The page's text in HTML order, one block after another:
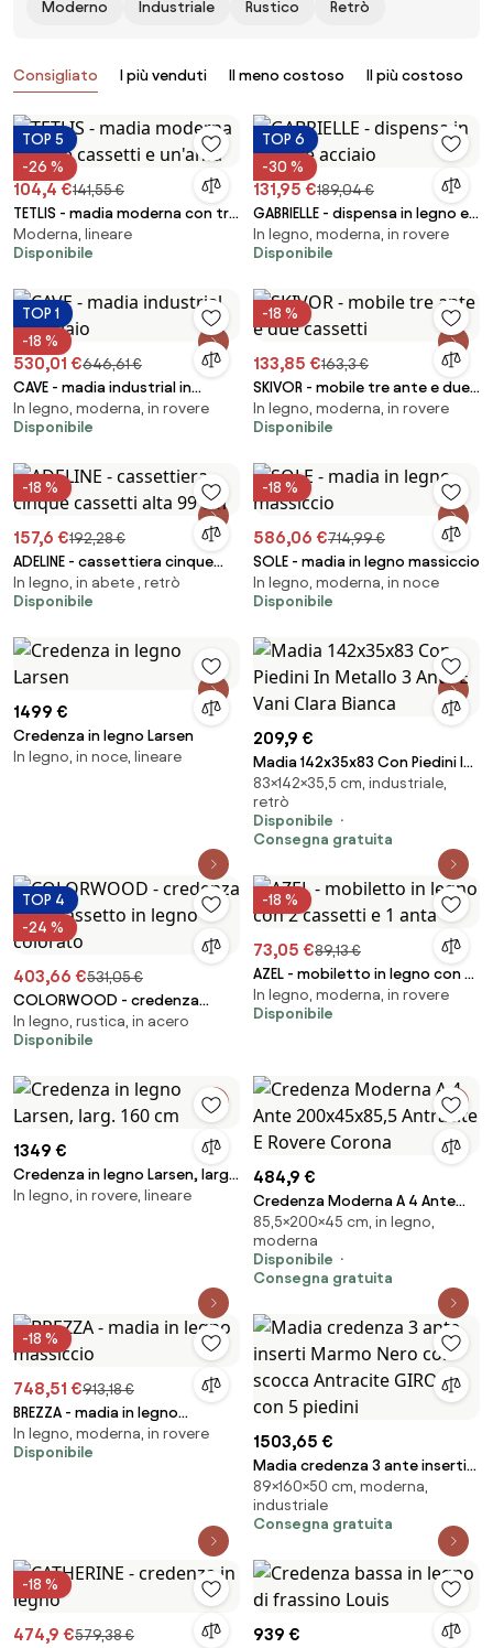
Moderno Industriale Rustico Retrò
Prodotti
Consigliato I più venduti Il meno costoso Il più costoso
TOP 5
-26 %
104,4 €141,55 €
TETLIS - madia moderna con tre
cassetti e un'anta
Moderna, lineare
Disponibile
TOP 6
-30 %
131,95 €189,04 €
GABRIELLE - dispensa in legno e
acciaio
In legno, moderna, in rovere
Disponibile
TOP 1
-18 %
530,01 €646,61 €
CAVE - madia industrial in
acciaio
In legno, moderna, in rovere
Disponibile
-18 %
133,85 €163,3 €
SKIVOR - mobile tre ante e due
cassetti
In legno, moderna, in rovere
Disponibile
-18 %
157,6 €192,28 €
ADELINE - cassettiera cinque
cassetti alta 99 cm
In legno, in abete , retrò
Disponibile
-18 %
586,06 €714,99 €
SOLE - madia in legno massiccio
In legno, moderna, in noce
Disponibile
1499 €
Credenza in legno Larsen
In legno, in noce, lineare
209,9 €
Madia 142x35x83 Con Piedini In
Metallo 3 Ante E Vani Clara
Bianca
83×142×35,5 cm, industriale,
retrò
Disponibile
Consegna gratuita
TOP 4
-24 %
403,66 €531,05 €
COLORWOOD - credenza
multicassetto in legno
colorato
In legno, rustica, in acero
Disponibile
-18 %
73,05 €89,13 €
AZEL - mobiletto in legno con 2
cassetti e 1 anta
In legno, moderna, in rovere
Disponibile
1349 €
Credenza in legno Larsen, larg.
160 cm
In legno, in rovere, lineare
484,9 €
Credenza Moderna A 4 Ante
200x45x85,5 Antracite E Rovere
Corona
85,5×200×45 cm, in legno,
moderna
Disponibile
Consegna gratuita
-18 %
748,51 €913,18 €
BREZZA - madia in legno
massiccio
In legno, moderna, in rovere
Disponibile
1503,65 €
Madia credenza 3 ante inserti
Marmo Nero con scocca
Antracite GIRONA con 5 piedini
89×160×50 cm, moderna,
industriale
Consegna gratuita
-18 %
474,9 €579,38 €
939 €